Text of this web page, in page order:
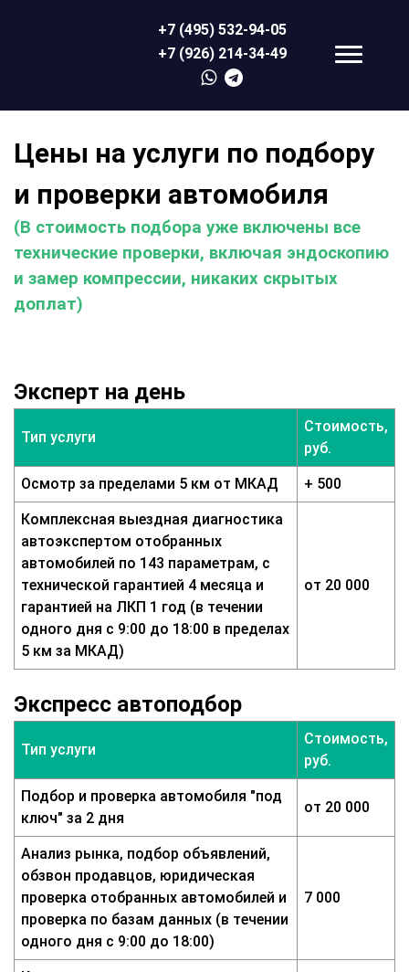
+7 (495) 532-94-05
+7 (926) 214-34-49
Цены на услуги по подбору
и проверки автомобиля
(В стоимость подбора уже включены все
технические проверки, включая эндоскопию
и замер компрессии, никаких скрытых
доплат)
Эксперт на день
Тип услуги
Стоимость,
руб.
Осмотр за пределами 5 км от МКАД + 500
Комплексная выездная диагностика
автоэкспертом отобранных
автомобилей по 143 параметрам, с
технической гарантией 4 месяца и
гарантией на ЛКП 1 год (в течении
одного дня с 9:00 до 18:00 в пределах
5 км за МКАД)
от 20 000
Экспресс автоподбор
Тип услуги
Стоимость,
руб.
Подбор и проверка автомобиля "под
ключ" за 2 дня
от 20 000
Анализ рынка, подбор объявлений,
обзвон продавцов, юридическая
проверка отобранных автомобилей и
проверка по базам данных (в течении
одного дня с 9:00 до 18:00)
7 000